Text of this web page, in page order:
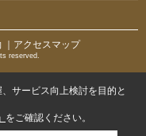
｜アクセスマップ
reserved.
サービス向上検討を目的と
をご確認ください。